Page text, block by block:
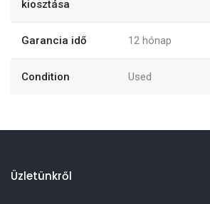
kiosztása
Garancia idő 12 hónap
Condition Used
Üzletünkről